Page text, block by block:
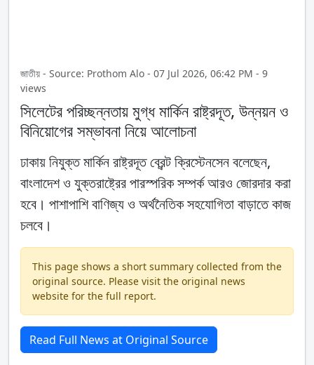
জাতীয় - Source: Prothom Alo - 07 Jul 2026, 06:42 PM - 9
views
সিলেটের পরিচ্ছন্নতায় মুগ্ধ মার্কিন রাষ্ট্রদূত, উন্নয়ন ও
বিনিয়োগের সম্ভাবনা নিয়ে আলোচনা
ঢাকায় নিযুক্ত মার্কিন রাষ্ট্রদূত ব্রেন্ট ক্রিস্টেনসেন বলেছেন,
বাংলাদেশ ও যুক্তরাষ্ট্রের পারস্পরিক সম্পর্ক আরও জোরদার করা
হবে। পাশাপাশি বাণিজ্য ও অর্থনৈতিক সহযোগিতা বাড়াতে কাজ
চলবে।
This page shows a short summary collected from the
original source. Please visit the original news
website for the full report.
Read Full News at Original Source